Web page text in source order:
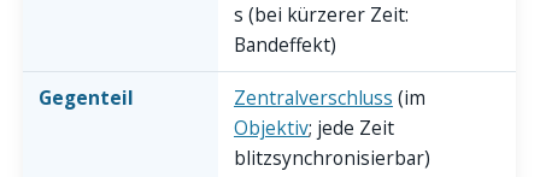
s (bei kürzerer Zeit:
Bandeffekt)
Gegenteil
Zentralverschluss (im
Objektiv; jede Zeit
blitzsynchronisierbar)